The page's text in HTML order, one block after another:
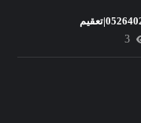
3